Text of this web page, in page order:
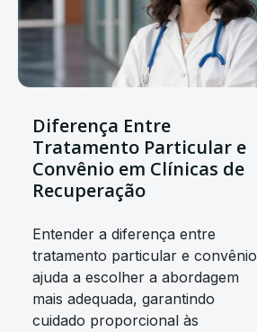
Diferença Entre
Tratamento Particular e
Convênio em Clínicas de
Recuperação
Entender a diferença entre
tratamento particular e convênio
ajuda a escolher a abordagem
mais adequada, garantindo
cuidado proporcional às